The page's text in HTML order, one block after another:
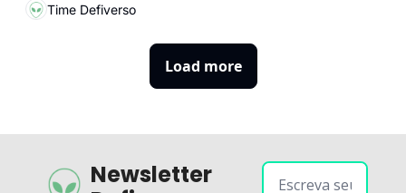
Time Defiverso
Load more
Newsletter